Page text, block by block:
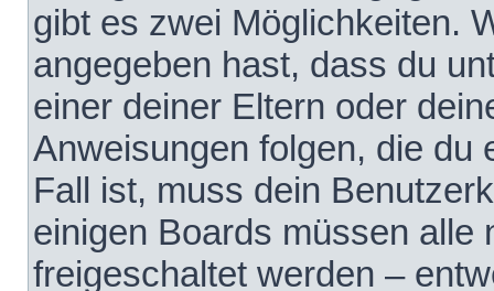
gibt es zwei Möglichkeiten.
angegeben hast, dass du
einer deiner Eltern oder
Anweisungen folgen, die du
Fall ist, muss dein
einigen Boards müssen alle
freigeschaltet werden –